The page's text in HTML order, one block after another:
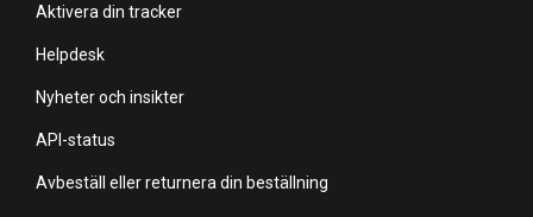
Aktivera din tracker
Helpdesk
Nyheter och insikter
API-status
Avbeställ eller returnera din beställning